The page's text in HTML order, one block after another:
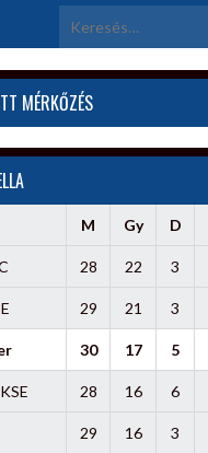
MÉRKŐZÉS
M Gy D
28 22 3
29 21 3
30 17 5
28 16 6
29 16 3